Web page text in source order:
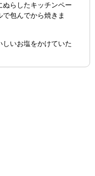
ぬらしたキッチンペー
包んでから焼きま
いお塩をかけていた